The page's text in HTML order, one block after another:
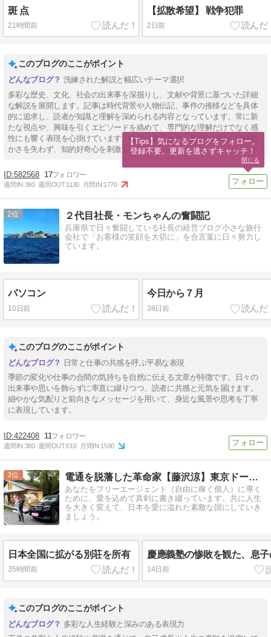
斑 点
21時間前
【拡散希望】 戦争犯罪
2日前
このブログのここがポイント
洗練された解説と幅広いテーマ選択
多彩な歴史、文化、社会の出来事を深掘りし、文献や背景に基づいた詳細
な解説を展開します。記事は時代背景や人物伝記、事件の推移などを具体
的に追求し、読者が知識と理解を深められる内容となっています。常に新
たな視点や、興味を引くエピソードを絡めて、専門的な理解だけでなく感
性にも響く表現を心掛けています。情報は厳選され、描写は端的かつ鮮や
かさを失わず、知的好奇心を刺激します。
582568 17
週間IN:390 週間OUT:1130 月間IN:1770
2 ２代目社長・モンちゃんの奮闘記
兵庫県で日々奮闘している社長の経営ブログ小さな旅行
会社で「お客様の笑顔を大切に」を合言葉に日々努力し
ています。
パソコン
10日前
今日から７月
38日前
このブログのここがポイント
日常と仕事の共感を呼ぶ平易な表現
季節の変化や仕事の合間の気持ちを自然に伝える文章が特徴です。日々の
出来事や思いを飾らずに率直に綴りつつ、読者に共感と元気を届けます。
細やかな気配りと前向きなメッセージを用いて、身近な風景や思考を丁寧
に表現しています。
422408 11
週間IN:380 週間OUT:610 月間IN:1590
3 電通を脱藩した革命家【藤沢涼】東京ドーム5万人で祝杯を！
あなたをフリーエージェント（自由に稼ぐ個人）に導く
ために、愛を込めて真剣に書き綴っています。共に人生
を大きく変えて、日本を愛に溢れた素敵な国にしていき
ましょう。
日本全国に拡がる別荘を所有
35時間前
慶應義塾の惨敗を観た、息
14日前
このブログのここがポイント
多彩な人生経験と深みのある表現力
【Tips】気になるブログをフォロー。
登録不要。更新を逃さずキャッチ！
閉じる